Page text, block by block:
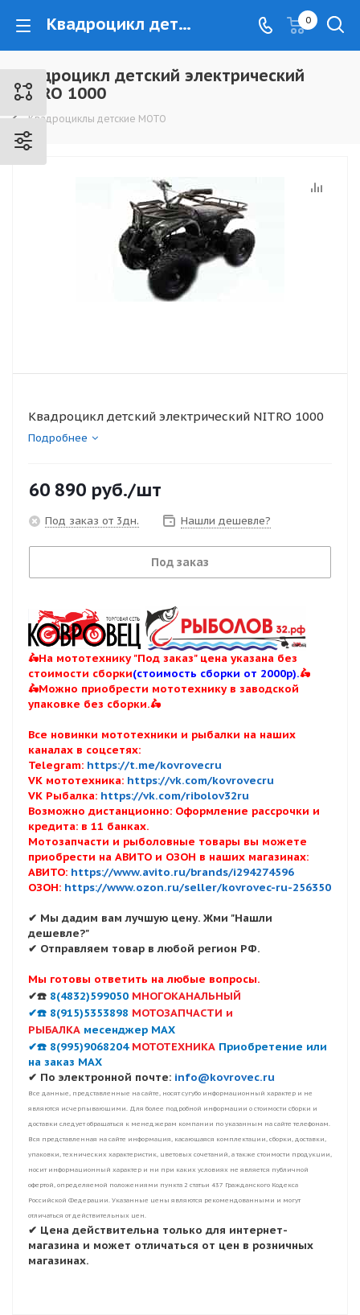
Квадроцикл детский электрический NITRO 1000 - www.kovrovec.ru 0
Квадроцикл детский электрический
NITRO 1000
Квадроциклы детские МОТО
Квадроцикл детский электрический NITRO 1000
Подробнее
60 890 руб./шт
Под заказ от 3дн. Нашли дешевле?
Под заказ
🛵На мототехнику "Под заказ" цена указана без
стоимости сборки(стоимость сборки от 2000р).🛵
🛵Можно приобрести мототехнику в заводской
упаковке без сборки.🛵
Все новинки мототехники и рыбалки на наших
каналах в соцсетях:
Telegram: https://t.me/kovrovecru
VK мототехника: https://vk.com/kovrovecru
VK Рыбалка: https://vk.com/ribolov32ru
Возможно дистанционно: Оформление рассрочки и
кредита: в 11 банках.
Мотозапчасти и рыболовные товары вы можете
приобрести на АВИТО и ОЗОН в наших магазинах:
АВИТО: https://www.avito.ru/brands/i294274596
ОЗОН: https://www.ozon.ru/seller/kovrovec-ru-256350
✔ Мы дадим вам лучшую цену. Жми "Нашли
дешевле?"
✔ Отправляем товар в любой регион РФ.
Мы готовы ответить на любые вопросы.
✔☎️ 8(4832)599050 МНОГОКАНАЛЬНЫЙ
✔☎️ 8(915)5353898 МОТОЗАПЧАСТИ и
РЫБАЛКА месенджер MAX
✔☎️ 8(995)9068204 МОТОТЕХНИКА Приобретение или
на заказ MAX
✔ По электронной почте: info@kovrovec.ru
Все данные, представленные на сайте, носят сугубо информационный характер и не
являются исчерпывающими. Для более подробной информации о стоимости сборки и
доставки следует обращаться к менеджерам компании по указанным на сайте телефонам.
Вся представленная на сайте информация, касающаяся комплектации, сборки, доставки,
упаковки, технических характеристик, цветовых сочетаний, а также стоимости продукции,
носит информационный характер и ни при каких условиях не является публичной
офертой, определяемой положениями пункта 2 статьи 437 Гражданского Кодекса
Российской Федерации. Указанные цены являются рекомендованными и могут
отличаться от действительных цен.
✔ Цена действительна только для интернет-
магазина и может отличаться от цен в розничных
магазинах.